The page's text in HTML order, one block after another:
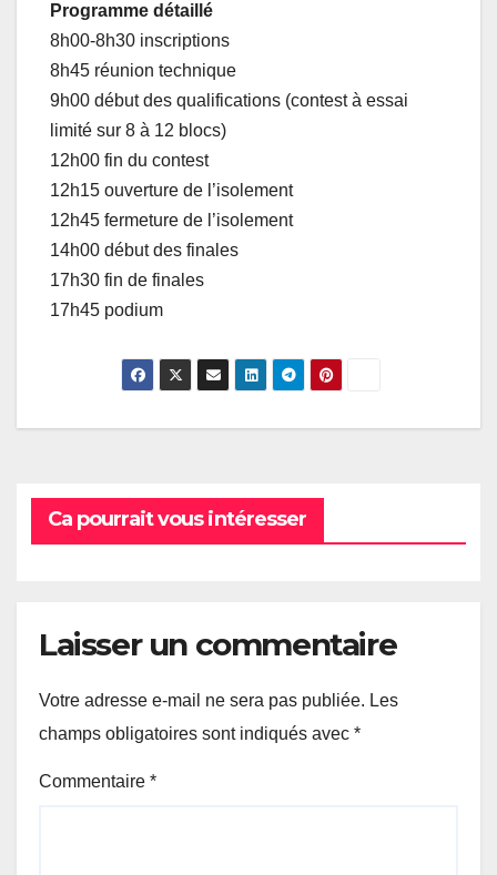
Programme détaillé
8h00-8h30 inscriptions
8h45 réunion technique
9h00 début des qualifications (contest à essai
limité sur 8 à 12 blocs)
12h00 fin du contest
12h15 ouverture de l’isolement
12h45 fermeture de l’isolement
14h00 début des finales
17h30 fin de finales
17h45 podium
Ca pourrait vous intéresser
Laisser un commentaire
Votre adresse e-mail ne sera pas publiée. Les
champs obligatoires sont indiqués avec *
Commentaire *